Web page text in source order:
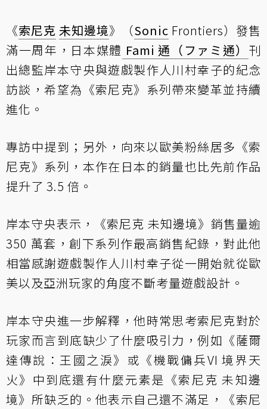
《索尼克 未知邊境》（Sonic Frontiers）發售
滿一周年，日本媒體 Fami 通（ファミ通） 刊
出總監岸本守央與遊戲製作人川村幸子的紀念
訪談，希望為《索尼克》系列帶來變革並持續
進化。
專訪中提到；另外，向來以歐美粉絲居多《索
尼克》系列，本作在日本的銷量也比先前作品
提升了 3.5 倍。
岸本守央表示，《索尼克 未知邊境》銷售量逾
350 萬套，創下系列作最高銷售紀錄，對此他
相當感謝遊戲製作人川村幸子從一開始就從歐
美以及亞洲玩家的角度不斷考量遊戲設計。
岸本守央進一步解釋，他時常思考索尼克對於
玩家而言到底缺少了什麼吸引力，例如《薩爾
達傳說：王國之淚》或《機戰傭兵VI 境界天
火》中到底還有什麼元素是《索尼克 未知邊
境》所缺乏的。他表示自己還不滿足，《索尼